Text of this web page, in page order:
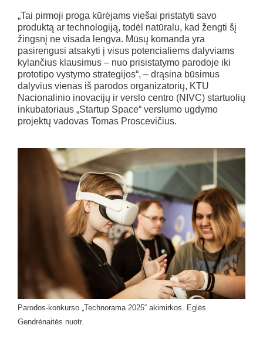
„Tai pirmoji proga kūrėjams viešai pristatyti savo
produktą ar technologiją, todėl natūralu, kad žengti šį
žingsnį ne visada lengva. Mūsų komanda yra
pasirengusi atsakyti į visus potencialiems dalyviams
kylančius klausimus – nuo prisistatymo parodoje iki
prototipo vystymo strategijos“, – drąsina būsimus
dalyvius vienas iš parodos organizatorių, KTU
Nacionalinio inovacijų ir verslo centro (NIVC) startuolių
inkubatoriaus „Startup Space“ verslumo ugdymo
projektų vadovas Tomas Proscevičius.
Parodos-konkurso „Technorama 2025“ akimirkos. Eglės
Gendrėnaitės nuotr.